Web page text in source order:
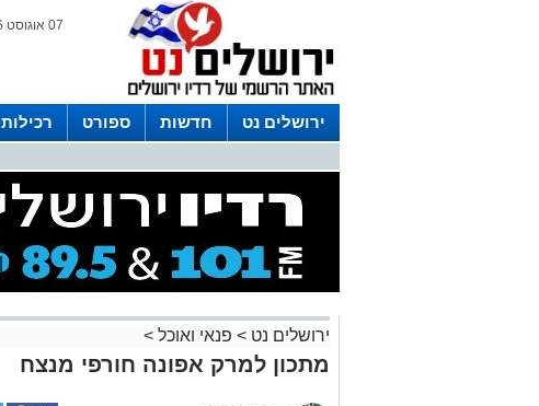
07 אוגוסט 2026 / 06:45
ירושלים נט חדשות ספורט רכילות
ירושלים נט > פנאי ואוכל >
מתכון למרק אפונה חורפי מנצח